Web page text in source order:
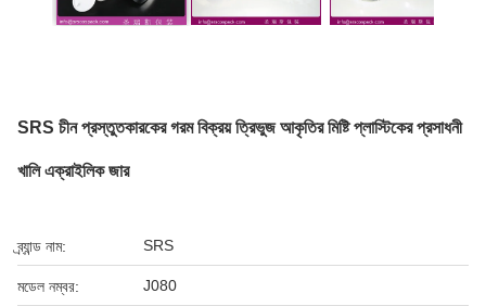
SRS চীন প্রস্তুতকারকের গরম বিক্রয় ত্রিভুজ আকৃতির মিষ্টি প্লাস্টিকের প্রসাধনী
খালি এক্রাইলিক জার
ব্র্যান্ড নাম: SRS
মডেল নম্বর: J080